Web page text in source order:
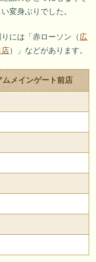
変身ぶりでした。
には「赤ローソン（ 広
店）」などがあります。
メインゲート前店